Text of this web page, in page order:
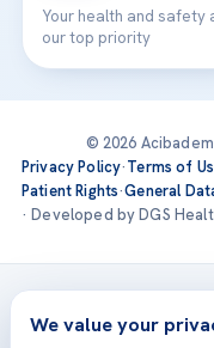
Your health and safety
our top priority
© 2026
Privacy Policy·Terms of
Patient Rights·General
· Developed by DGS
Treatments are
We value your